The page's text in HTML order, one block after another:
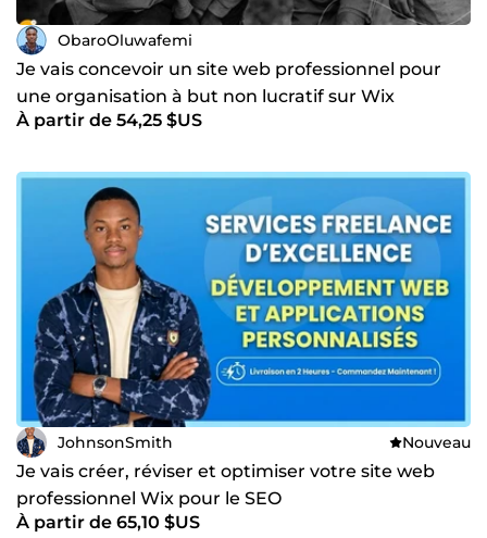
ObaroOluwafemi
Je vais concevoir un site web professionnel pour
une organisation à but non lucratif sur Wix
À partir de 54,25 $US
JohnsonSmith Nouveau
Je vais créer, réviser et optimiser votre site web
professionnel Wix pour le SEO
À partir de 65,10 $US